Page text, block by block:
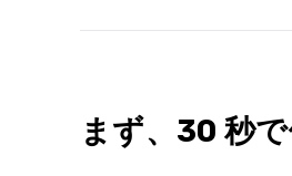
まず、30 秒